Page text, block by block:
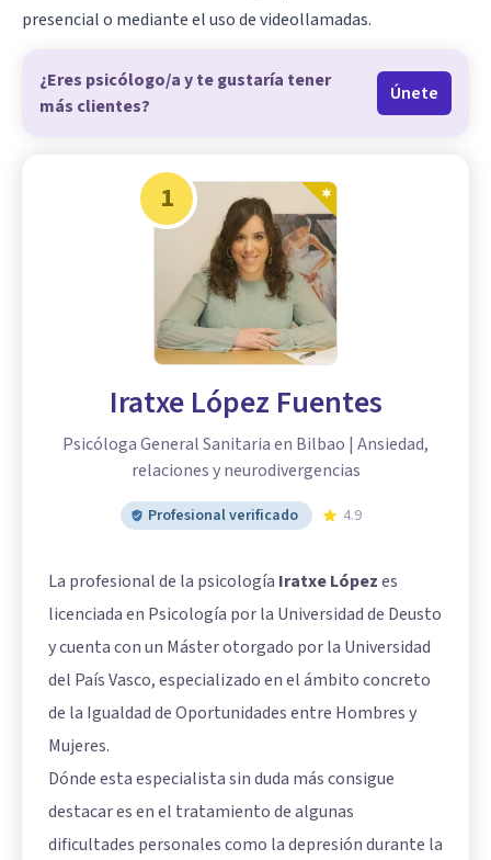
presencial o mediante el uso de videollamadas.
¿Eres psicólogo/a y te gustaría tener
más clientes?
Únete
1
Iratxe López Fuentes
Psicóloga General Sanitaria en Bilbao | Ansiedad,
relaciones y neurodivergencias
Profesional verificado 4.9
La profesional de la psicología Iratxe Lópezes
licenciada en Psicología por la Universidad de Deusto
y cuenta con un Máster otorgado por la Universidad
del País Vasco, especializado en el ámbito concreto
de la Igualdad de Oportunidades entre Hombres y
Mujeres.
Dónde esta especialista sin duda más consigue
destacar es en el tratamiento de algunas
dificultades personales como la depresión durante la